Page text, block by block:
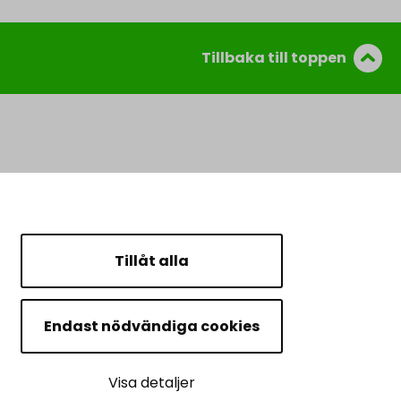
Tillåt alla
Endast nödvändiga cookies
Visa detaljer
Tillbaka till toppen